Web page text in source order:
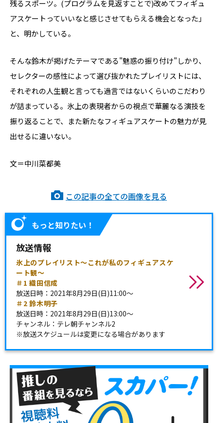
残るスポーツ。(プログラムを見返すことで)改めてフィギュ
アスケートっていいなと感じさせてもらえる機会となった」
と、明かしている。
そんな鈴木が掲げたテーマである"魅惑の振り付け"しかり、
セレクターの感性によって選び抜かれたプレイリストには、
それぞれの人生観と言っても過言ではないくらいのこだわり
が詰まっている。氷上の表現者からの視点で華麗なる演技を
振り返ることで、また新たなフィギュアスケートの魅力が見
出せるに違いない。
文＝中川菜都美
この記事の全ての画像を見る
もっと知りたい！
放送情報
氷上のプレイリスト～これが私のフィギュアスケ
ート観～
＃1 織田信成
放送日時：2021年8月29日(日)11:00～
＃2 鈴木明子
放送日時：2021年8月29日(日)13:00～
チャンネル：テレ朝チャンネル2
※放送スケジュールは変更になる場合があります